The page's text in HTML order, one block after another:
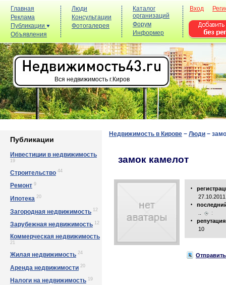
Главная
Реклама
Публикации
Объявления
Люди
Консультации
Фотогалерея
Каталог
организаций
Форум
Информер
Вход
Вся недвижимость г.Киров
Публикации
Инвестиции в недвижимость
19
Строительство 44
Ремонт 9
Ипотека 20
Загородная недвижимость 12
Зарубежная недвижимость 12
Коммерческая недвижимость
21
Жилая недвижимость 24
Аренда недвижимости 20
Налоги на недвижимость 19
Недвижимость в Кирове − Люди −
замок камелот
•
•
:
•
репутация
10